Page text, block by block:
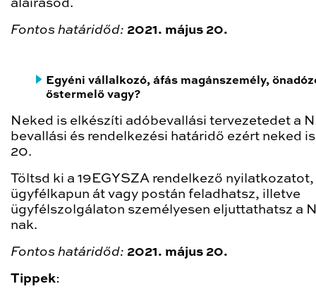
aláírásod.
Fontos határidőd: 2021. május 20.
Egyéni vállalkozó, áfás magánszemély,
őstermelő vagy?
Neked is elkészíti adóbevallási tervezetedet a
bevallási és rendelkezési határidő ezért neked
20.
Töltsd ki a 19EGYSZA rendelkező
ügyfélkapun át vagy postán feladhatsz, illetve
ügyfélszolgálaton személyesen eljuttathatsz a
nak.
Fontos határidőd: 2021. május 20.
Tippek: